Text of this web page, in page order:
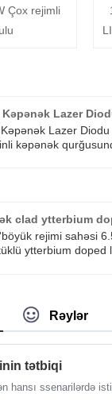
Çox rejimli
Kəpənək Lazer
Lazer Diodu
kəpənək
SC/APC və ya
dayandırıla bilər.
clad ytterbium
rejimi sahəsi
ytterbium doped
Rəylər
tətbiqi
hansı ssenarilərdə